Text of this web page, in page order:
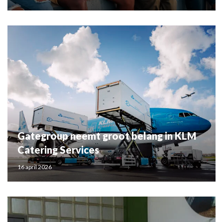
Gategroup neemt groot belang in KLM
Catering Services
16 april 2026